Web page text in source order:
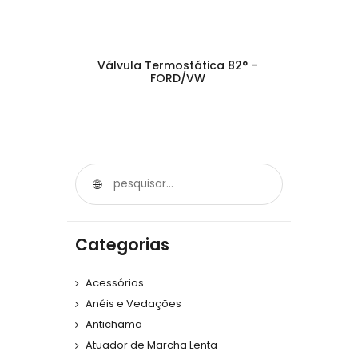
Válvula Termostática 82° –
FORD/VW
Categorias
Acessórios
Anéis e Vedações
Antichama
Atuador de Marcha Lenta